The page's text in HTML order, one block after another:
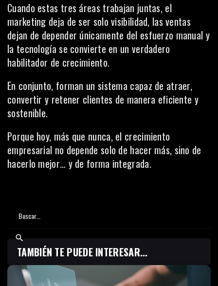
Cuando estas tres áreas trabajan juntas, el
marketing deja de ser solo visibilidad, las ventas
dejan de depender únicamente del esfuerzo manual y
la tecnología se convierte en un verdadero
habilitador de crecimiento.
En conjunto, forman un sistema capaz de atraer,
convertir y retener clientes de manera eficiente y
sostenible.
Porque hoy, más que nunca, el crecimiento
empresarial no depende solo de hacer más, sino de
hacerlo mejor… y de forma integrada.
TAMBIÉN TE PUEDE INTERESAR...